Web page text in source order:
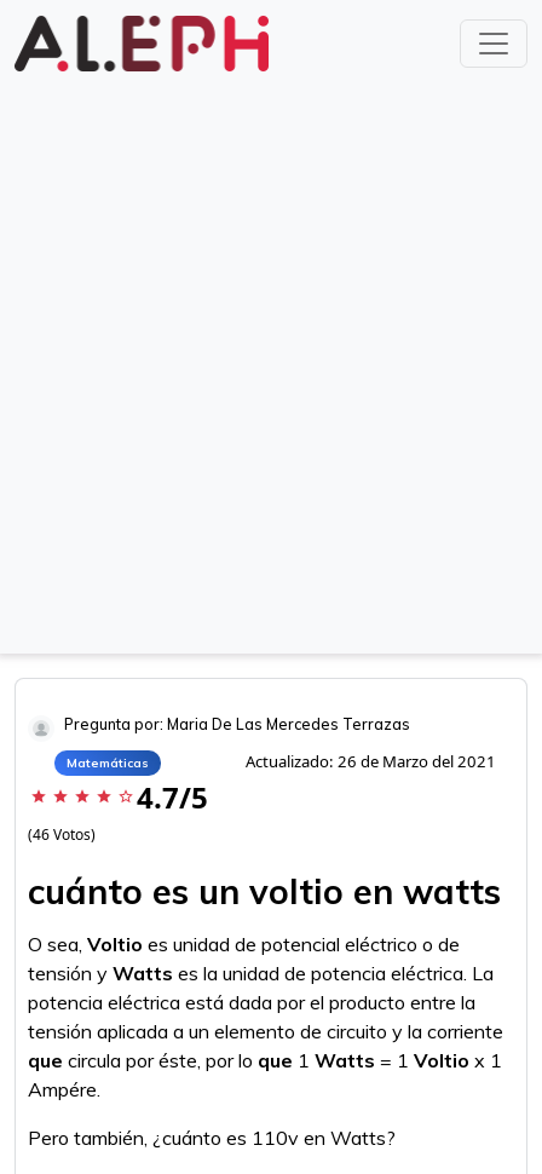
Pregunta por: Maria De Las Mercedes Terrazas
Matemáticas Actualizado: 26 de Marzo del 2021
star star star star star_border 4.7/5
(46 Votos)
cuánto es un voltio en watts
O sea, Voltio es unidad de potencial eléctrico o de
tensión y Watts es la unidad de potencia eléctrica. La
potencia eléctrica está dada por el producto entre la
tensión aplicada a un elemento de circuito y la corriente
que circula por éste, por lo que 1 Watts = 1 Voltio x 1
Ampére.
Pero también, ¿cuánto es 110v en Watts?